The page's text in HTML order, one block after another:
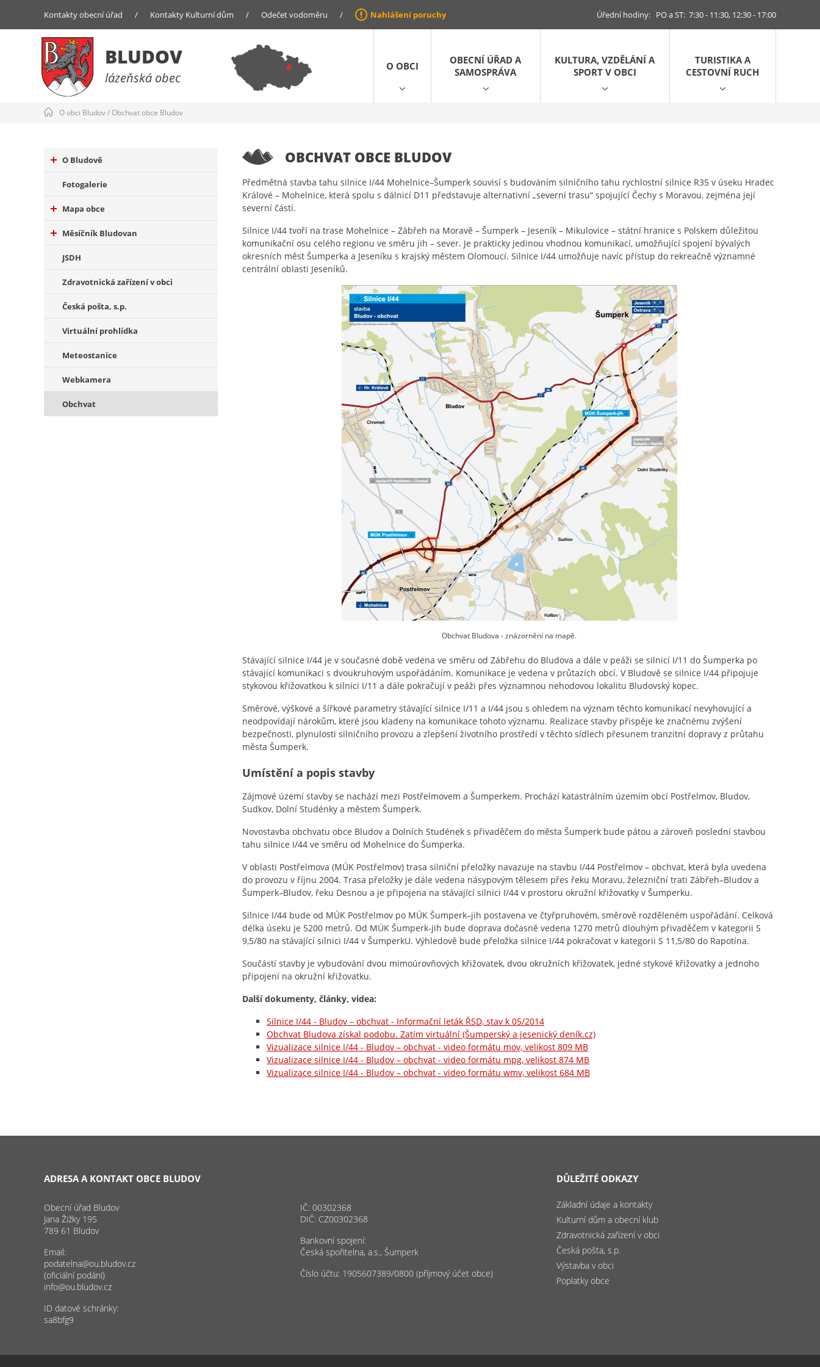
Kontakty obecní úřad / Kontakty Kulturní dům / Odečet vodoměru / Nahlášení poruchy Úřední hodiny: PO a ST: 7:30 - 11:30, 12:30 - 17:00
BLUDOV
lázeňská obec
O OBCI
OBECNÍ ÚŘAD A
SAMOSPRÁVA
KULTURA, VZDĚLÁNÍ A
SPORT V OBCI
TURISTIKA A
CESTOVNÍ RUCH
O obci Bludov/Obchvat obce Bludov
O Bludově
Fotogalerie
Mapa obce
Měsíčník Bludovan
JSDH
Zdravotnická zařízení v obci
Česká pošta, s.p.
Virtuální prohlídka
Meteostanice
Webkamera
Obchvat
OBCHVAT OBCE BLUDOV
Předmětná stavba tahu silnice I/44 Mohelnice–Šumperk souvisí s budováním silničního tahu rychlostní silnice R35 v úseku Hradec
Králové – Mohelnice, která spolu s dálnicí D11 představuje alternativní „severní trasu“ spojující Čechy s Moravou, zejména její
severní částí.
Silnice I/44 tvoří na trase Mohelnice – Zábřeh na Moravě – Šumperk – Jeseník – Mikulovice – státní hranice s Polskem důležitou
komunikační osu celého regionu ve směru jih – sever. Je prakticky jedinou vhodnou komunikací, umožňující spojení bývalých
okresních měst Šumperka a Jeseníku s krajský městem Olomoucí. Silnice I/44 umožňuje navíc přístup do rekreačně významné
centrální oblasti Jeseníků.
Obchvat Bludova - znázornění na mapě.
Stávající silnice I/44 je v současné době vedena ve směru od Zábřehu do Bludova a dále v peáži se silnicí I/11 do Šumperka po
stávající komunikaci s dvoukruhovým uspořádáním. Komunikace je vedena v průtazích obcí. V Bludově se silnice I/44 připojuje
stykovou křižovatkou k silnici I/11 a dále pokračují v peáži přes významnou nehodovou lokalitu Bludovský kopec.
Směrové, výškové a šířkové parametry stávající silnice I/11 a I/44 jsou s ohledem na význam těchto komunikací nevyhovující a
neodpovídají nárokům, které jsou kladeny na komunikace tohoto významu. Realizace stavby přispěje ke značnému zvýšení
bezpečnosti, plynulosti silničního provozu a zlepšení životního prostředí v těchto sídlech přesunem tranzitní dopravy z průtahu
města Šumperk.
Umístění a popis stavby
Zájmové území stavby se nachází mezi Postřelmovem a Šumperkem. Prochází katastrálním územím obcí Postřelmov, Bludov,
Sudkov, Dolní Studénky a městem Šumperk.
Novostavba obchvatu obce Bludov a Dolních Studének s přivaděčem do města Šumperk bude pátou a zároveň poslední stavbou
tahu silnice I/44 ve směru od Mohelnice do Šumperka.
V oblasti Postřelmova (MÚK Postřelmov) trasa silniční přeložky navazuje na stavbu I/44 Postřelmov – obchvat, která byla uvedena
do provozu v říjnu 2004. Trasa přeložky je dále vedena násypovým tělesem přes řeku Moravu, železniční trati Zábřeh–Bludov a
Šumperk–Bludov, řeku Desnou a je připojena na stávající silnici I/44 v prostoru okružní křižovatky v Šumperku.
Silnice I/44 bude od MÚK Postřelmov po MÚK Šumperk–jih postavena ve čtyřpruhovém, směrově rozděleném uspořádání. Celková
délka úseku je 5200 metrů. Od MÚK Šumperk-jih bude doprava dočasně vedena 1270 metrů dlouhým přivaděčem v kategorii S
9,5/80 na stávající silnici I/44 v ŠumperkU. Výhledově bude přeložka silnice I/44 pokračovat v kategorii S 11,5/80 do Rapotína.
Součástí stavby je vybudování dvou mimoúrovňových křižovatek, dvou okružních křižovatek, jedné stykové křižovatky a jednoho
připojení na okružní křižovatku.
Další dokumenty, články, videa:
Silnice I/44 - Bludov – obchvat - Informační leták ŘSD, stav k 05/2014
Obchvat Bludova získal podobu. Zatím virtuální (Šumperský a jesenický deník.cz)
Vizualizace silnice I/44 - Bludov – obchvat - video formátu mov, velikost 809 MB
Vizualizace silnice I/44 - Bludov – obchvat - video formátu mpg, velikost 874 MB
Vizualizace silnice I/44 - Bludov – obchvat - video formátu wmv, velikost 684 MB
ADRESA A KONTAKT OBCE BLUDOV
Obecní úřad Bludov
Jana Žižky 195
789 61 Bludov
Email:
podatelna@ou.bludov.cz
(oficiální podání)
info@ou.bludov.cz
ID datové schránky:
sa8bfg9
IČ: 00302368
DIČ: CZ00302368
Bankovní spojení:
Česká spořitelna, a.s., Šumperk
Číslo účtu: 1905607389/0800 (příjmový účet obce)
DŮLEŽITÉ ODKAZY
Základní údaje a kontakty
Kulturní dům a obecní klub
Zdravotnická zařízení v obci
Česká pošta, s.p.
Výstavba v obci
Poplatky obce